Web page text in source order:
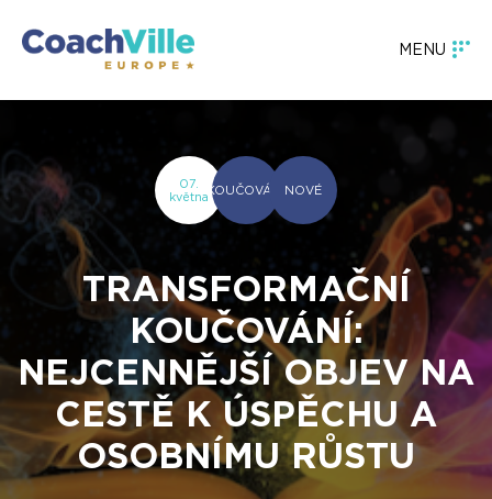
MENU
07.
května KOUČOVÁNÍ NOVÉ
TRANSFORMAČNÍ
KOUČOVÁNÍ:
NEJCENNĚJŠÍ OBJEV NA
CESTĚ K ÚSPĚCHU A
OSOBNÍMU RŮSTU